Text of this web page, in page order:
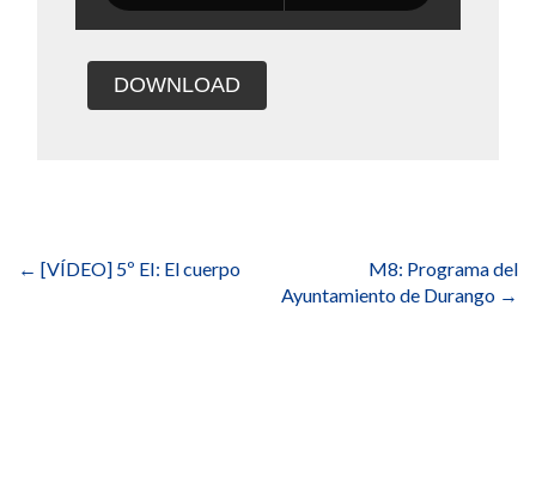
DOWNLOAD
de
← [VÍDEO] 5º EI: El cuerpo
M8: Programa del
Ayuntamiento de Durango →